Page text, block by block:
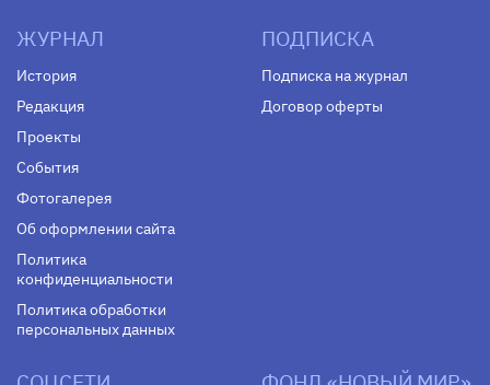
ЖУРНАЛ
История
Редакция
Проекты
События
Фотогалерея
Об оформлении сайта
Политика
конфиденциальности
Политика обработки
персональных данных
ПОДПИСКА
Подписка на журнал
Договор оферты